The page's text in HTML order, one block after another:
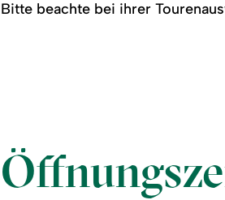
Bitte beachte bei ihrer